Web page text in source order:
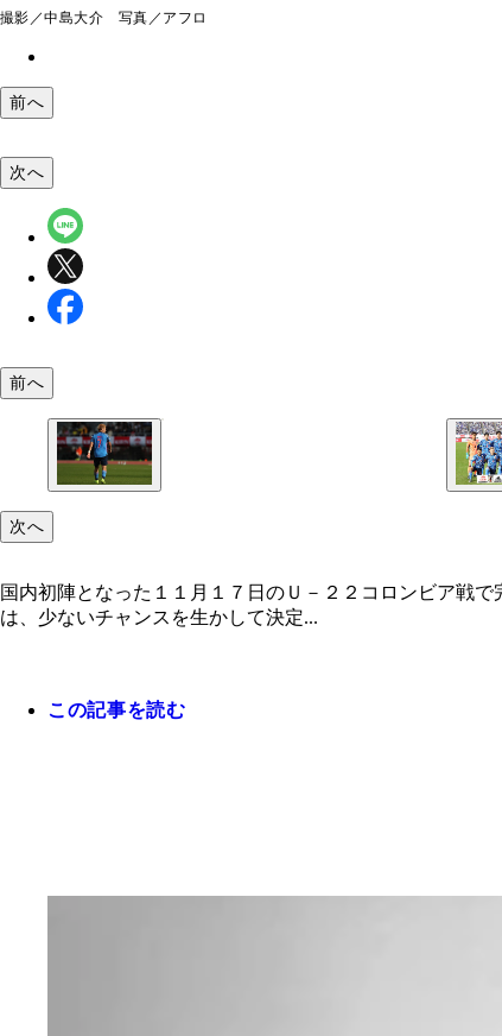
撮影／中島大介 写真／アフロ
前へ
次へ
前へ
次へ
国内初陣となった１１月１７日のＵ－２２コロンビア戦
は、少ないチャンスを生かして決定...
この記事を読む